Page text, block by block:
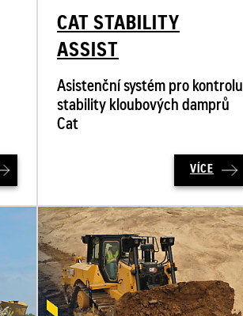
CAT STABILITY
ASSIST
Asistenční systém pro kontrolu
stability kloubových damprů
Cat
VÍCE